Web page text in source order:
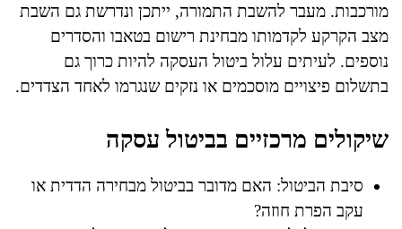
מורכבות. מעבר להשבת התמורה, ייתכן ונדרשת גם השבת
מצב הקרקע לקדמותו מבחינת רישום בטאבו והסדרים
נוספים. לעיתים עלול ביטול העסקה להיות כרוך גם
בתשלום פיצויים מוסכמים או נזקים שנגרמו לאחד הצדדים.
שיקולים מרכזיים בביטול עסקה
סיבת הביטול: האם מדובר בביטול מבחירה הדדית או
עקב הפרת חוזה?